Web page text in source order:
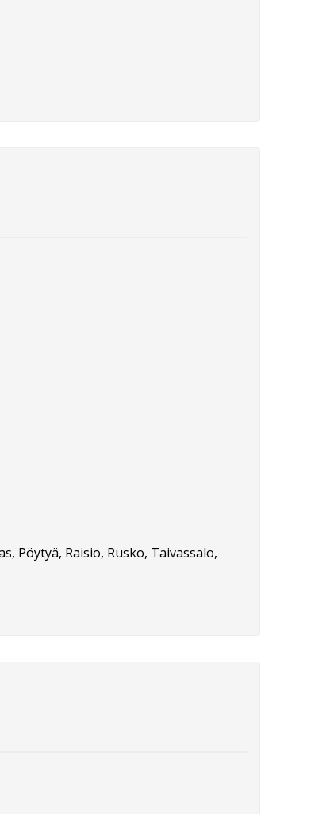
Pöytyä, Raisio, Rusko, Taivassalo,